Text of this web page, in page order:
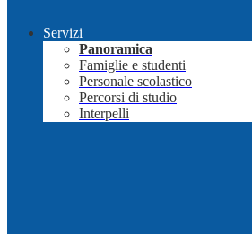
Servizi
Panoramica
Famiglie e studenti
Personale scolastico
Percorsi di studio
Interpelli